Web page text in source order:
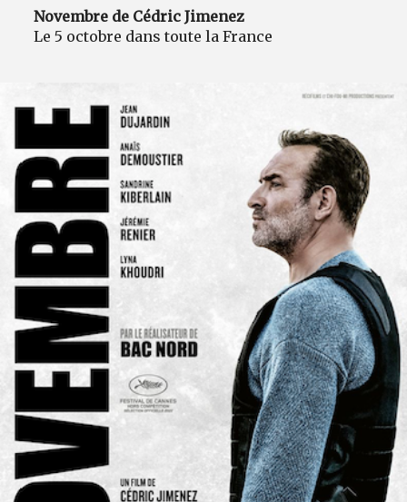
Novembre de Cédric Jimenez
Le 5 octobre dans toute la France